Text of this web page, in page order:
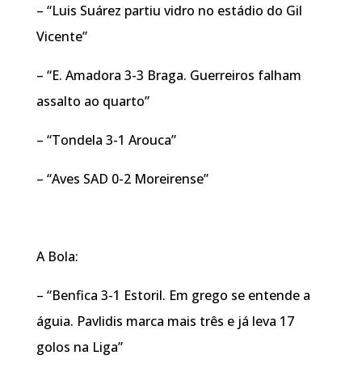
– “Luis Suárez partiu vidro no estádio do Gil
Vicente”
– “E. Amadora 3-3 Braga. Guerreiros falham
assalto ao quarto”
– “Tondela 3-1 Arouca”
– “Aves SAD 0-2 Moreirense”
A Bola:
– “Benfica 3-1 Estoril. Em grego se entende a
águia. Pavlidis marca mais três e já leva 17
golos na Liga”